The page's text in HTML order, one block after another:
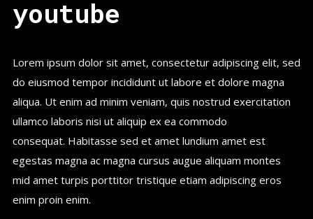
youtube
Lorem ipsum dolor sit amet, consectetur adipiscing elit, sed
do eiusmod tempor incididunt ut labore et dolore magna
aliqua. Ut enim ad minim veniam, quis nostrud exercitation
ullamco laboris nisi ut aliquip ex ea commodo
consequat. Habitasse sed et amet lundium amet est
egestas magna ac magna cursus augue aliquam montes
mid amet turpis porttitor tristique etiam adipiscing eros
enim proin enim.